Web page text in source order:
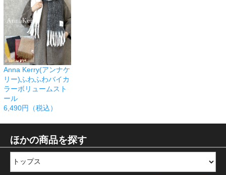
Anna Kerry(アンナケ
リー)ふわふわバイカ
ラーボリュームスト
ール
6,490円（税込）
ほかの商品を探す